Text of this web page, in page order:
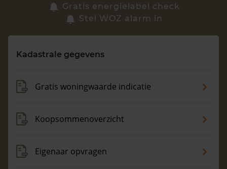
Zoek een woning
Maandag t/m vrijdag - 08:00 -18:00
Gratis energielabel check
Stel WOZ alarm in
Kadastrale gegevens
Gratis woningwaarde indicatie
Koopsommenoverzicht
Eigenaar opvragen